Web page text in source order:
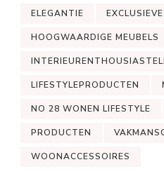
ELEGANTIE
HOOGWAARDIGE MEUBELS
LIFESTYLEPRODUCTEN
NO 28 WONEN LIFESTYLE
PRODUCTEN
WOONACCESSOIRES